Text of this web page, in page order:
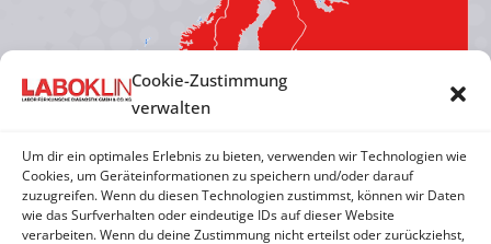
Cookie-Zustimmung
verwalten
Um dir ein optimales Erlebnis zu bieten, verwenden wir Technologien wie
Cookies, um Geräteinformationen zu speichern und/oder darauf
zuzugreifen. Wenn du diesen Technologien zustimmst, können wir Daten
wie das Surfverhalten oder eindeutige IDs auf dieser Website
verarbeiten. Wenn du deine Zustimmung nicht erteilst oder zurückziehst,
windowwindow